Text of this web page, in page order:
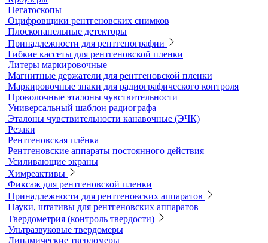
Рулетки измерительные
Секундомеры
Расходные материалы для визуального и измерительного
контроля
Динамометры
Измерительный инструмент
Радиационный контроль
Проявочные машины для рентгеновской пленки
Денситометры
Дозиметры
Импульсные рентгеновские аппараты
Комплексы цифровой радиографии
Кроулеры
Негатоскопы
Оцифровщики рентгеновских снимков
Плоскопанельные детекторы
Принадлежности для рентгенографии
Гибкие кассеты для рентгеновской пленки
Литеры маркировочные
Магнитные держатели для рентгеновской пленки
Маркировочные знаки для радиографического контроля
Проволочные эталоны чувствительности